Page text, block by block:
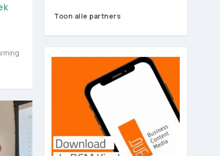
Toon alle partners